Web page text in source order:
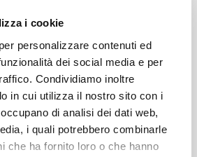
i cookie
personalizzare contenuti ed
dei social media e per
Condividiamo inoltre
in cui utilizza il nostro sito con i
di analisi dei dati web,
i quali potrebbero combinarle
che ha fornito loro o che hanno
06:09
11:09
07:20